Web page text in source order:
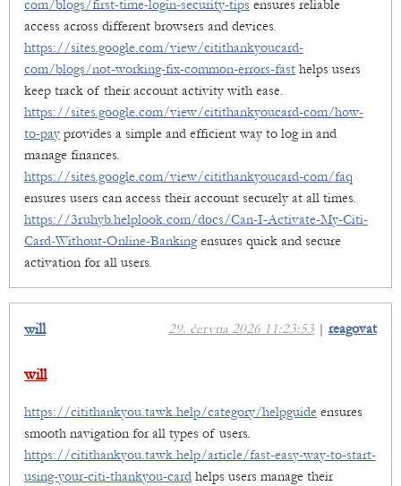
com/blogs/first-time-login-security-tips ensures reliable
access across different browsers and devices.
https://sites.google.com/view/citithankyoucard-
com/blogs/not-working-fix-common-errors-fast helps users
keep track of their account activity with ease.
https://sites.google.com/view/citithankyoucard-com/how-
to-pay provides a simple and efficient way to log in and
manage finances.
https://sites.google.com/view/citithankyoucard-com/faq
ensures users can access their account securely at all times.
https://3ruhyb.helplook.com/docs/Can-I-Activate-My-Citi-
Card-Without-Online-Bankingensures quick and secure
activation for all users.
29. června 2026 11:23:53 | reagovat
will
will
https://citithankyou.tawk.help/category/helpguide ensures
smooth navigation for all types of users.
https://citithankyou.tawk.help/article/fast-easy-way-to-start-
using-your-citi-thankyou-card helps users manage their